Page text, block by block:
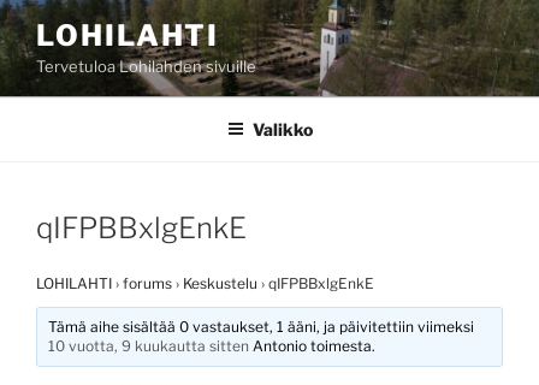
Siirry
sisältöönLOHILAHTI
Tervetuloa Lohilahden sivuille
Valikko
qIFPBBxlgEnkE
LOHILAHTI › forums › Keskustelu › qIFPBBxlgEnkE
Tämä aihe sisältää 0 vastaukset, 1 ääni, ja päivitettiin viimeksi
10 vuotta, 9 kuukautta sitten Antonio toimesta.